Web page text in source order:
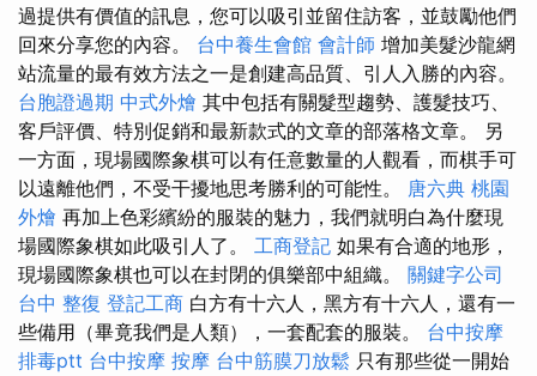
過提供有價值的訊息，您可以吸引並留住訪客，並鼓勵他們
回來分享您的內容。 台中養生會館 會計師 增加美髮沙龍網
站流量的最有效方法之一是創建高品質、引人入勝的內容。
台胞證過期 中式外燴 其中包括有關髮型趨勢、護髮技巧、
客戶評價、特別促銷和最新款式的文章的部落格文章。 另
一方面，現場國際象棋可以有任意數量的人觀看，而棋手可
以遠離他們，不受干擾地思考勝利的可能性。 唐六典 桃園
外燴 再加上色彩繽紛的服裝的魅力，我們就明白為什麼現
場國際象棋如此吸引人了。 工商登記 如果有合適的地形，
現場國際象棋也可以在封閉的俱樂部中組織。 關鍵字公司
台中 整復 登記工商 白方有十六人，黑方有十六人，還有一
些備用（畢竟我們是人類），一套配套的服裝。 台中按摩
排毒ptt 台中按摩 按摩 台中筋膜刀放鬆 只有那些從一開始